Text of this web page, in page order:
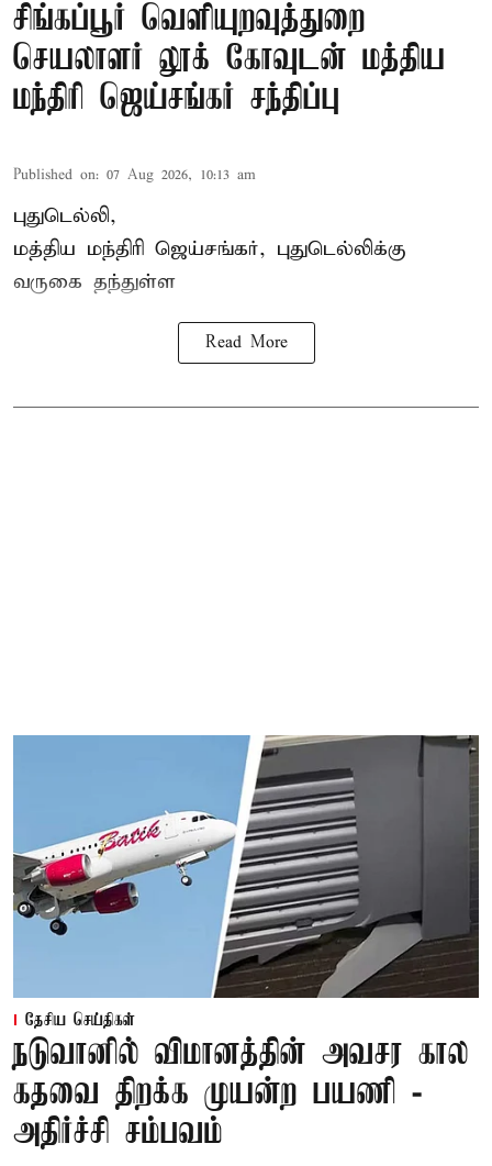
சிங்கப்பூர் வெளியுறவுத்துறை
செயலாளர் லூக் கோவுடன் மத்திய
மந்திரி ஜெய்சங்கர் சந்திப்பு
Published on: 07 Aug 2026, 10:13 am
புதுடெல்லி,
மத்திய மந்திரி ஜெய்சங்கர், புதுடெல்லிக்கு
வருகை தந்துள்ள
Read More
தேசிய செய்திகள்
நடுவானில் விமானத்தின் அவசர கால
கதவை திறக்க முயன்ற பயணி -
அதிர்ச்சி சம்பவம்